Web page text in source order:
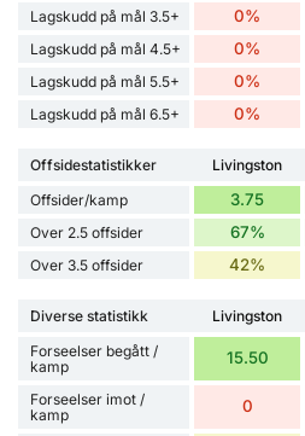
Lagskudd på mål 3.5+ 0%
Lagskudd på mål 4.5+ 0%
Lagskudd på mål 5.5+ 0%
Lagskudd på mål 6.5+ 0%
Offsidestatistikker Livingston
Offsider/kamp
3.75
Over 2.5 offsider 67%
Over 3.5 offsider 42%
Diverse statistikk Livingston
Forseelser begått /
kamp
15.50
Forseelser imot /
kamp
0